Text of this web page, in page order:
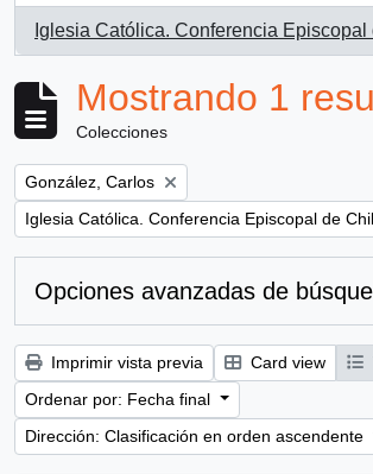
Iglesia Católica. Conferencia Episcopal
, 1 resultados
Mostrando 1
Colecciones
Remove filter:
González, Carlos
Remove filter:
Iglesia Católica. Conferencia Episcopal de
Opciones avanzadas de
Imprimir vista previa Card view
Ordenar por: Fecha final
Dirección: Clasificación en orden ascendente